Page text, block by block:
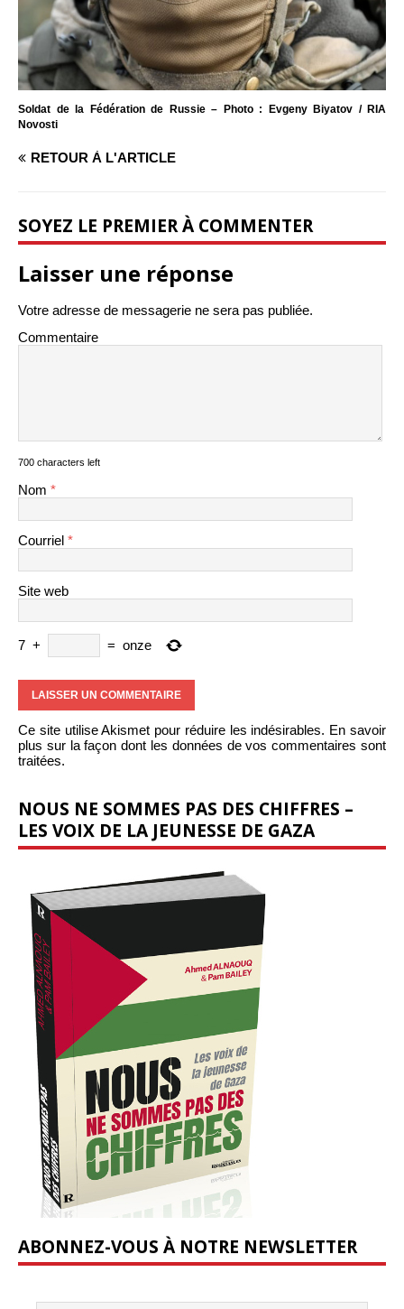
Soldat de la Fédération de Russie – Photo : Evgeny Biyatov / RIA
Novosti
RETOUR À L'ARTICLE
SOYEZ LE PREMIER À COMMENTER
Laisser une réponse
Votre adresse de messagerie ne sera pas publiée.
Commentaire
700 characters left
Nom *
Courriel *
Site web
7 + = onze
Ce site utilise Akismet pour réduire les indésirables. En savoir
plus sur la façon dont les données de vos commentaires sont
traitées.
NOUS NE SOMMES PAS DES CHIFFRES –
LES VOIX DE LA JEUNESSE DE GAZA
ABONNEZ-VOUS À NOTRE NEWSLETTER